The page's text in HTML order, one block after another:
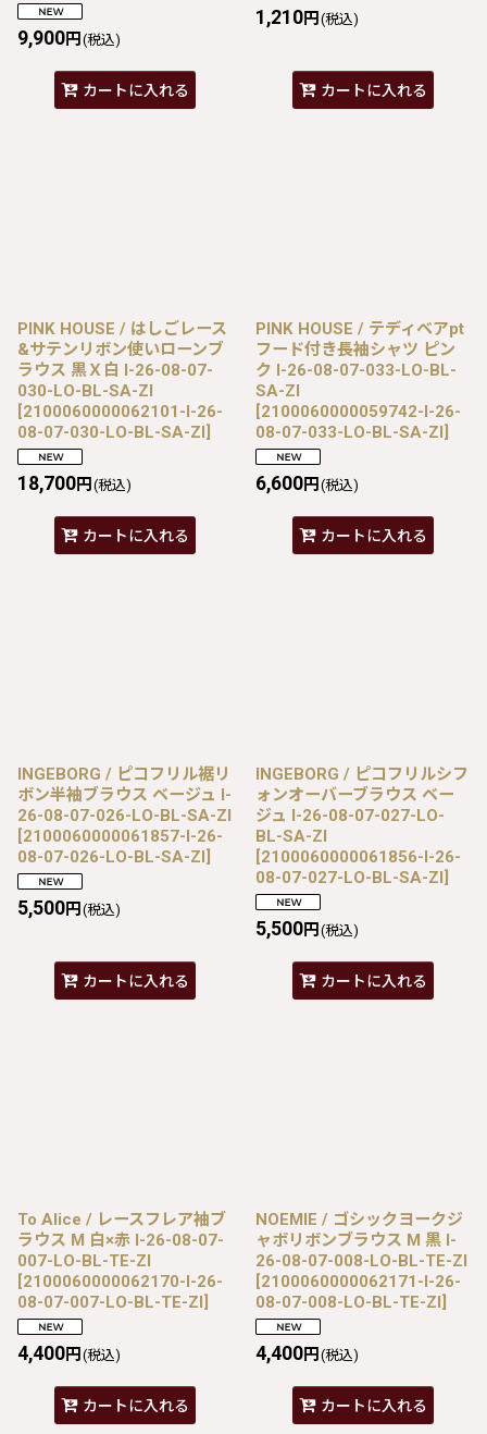
9,900円 (税込)
カートに入れる
1,210円 (税込)
カートに入れる
PINK HOUSE / はしごレース
&サテンリボン使いローンブ
ラウス 黒Ｘ白 I-26-08-07-
030-LO-BL-SA-ZI
[2100060000062101-I-26-
08-07-030-LO-BL-SA-ZI]
18,700円 (税込)
カートに入れる
PINK HOUSE / テディベアpt
フード付き長袖シャツ ピン
ク I-26-08-07-033-LO-BL-
SA-ZI
[2100060000059742-I-26-
08-07-033-LO-BL-SA-ZI]
6,600円 (税込)
カートに入れる
INGEBORG / ピコフリル裾リ
ボン半袖ブラウス ベージュ I-
26-08-07-026-LO-BL-SA-ZI
[2100060000061857-I-26-
08-07-026-LO-BL-SA-ZI]
5,500円 (税込)
カートに入れる
INGEBORG / ピコフリルシフ
ォンオーバーブラウス ベー
ジュ I-26-08-07-027-LO-
BL-SA-ZI
[2100060000061856-I-26-
08-07-027-LO-BL-SA-ZI]
5,500円 (税込)
カートに入れる
To Alice / レースフレア袖ブ
ラウス M 白×赤 I-26-08-07-
007-LO-BL-TE-ZI
[2100060000062170-I-26-
08-07-007-LO-BL-TE-ZI]
4,400円 (税込)
カートに入れる
NOEMIE / ゴシックヨークジ
ャボリボンブラウス M 黒 I-
26-08-07-008-LO-BL-TE-ZI
[2100060000062171-I-26-
08-07-008-LO-BL-TE-ZI]
4,400円 (税込)
カートに入れる